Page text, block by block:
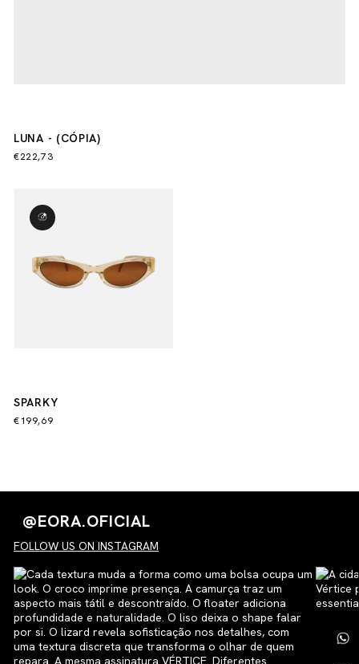
LUNA - (CÓPIA)
€222,73
SPARKY
€199,69
@EORA.OFICIAL
FOLLOW US ON INSTAGRAM